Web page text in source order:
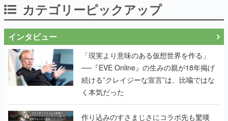
カテゴリーピックアップ
インタビュー
「現実より意味のある仮想世界を作る」
──『EVE Online』の生みの親が18年掲げ
続ける”クレイジーな宣言”は、比喩ではな
く本気だった
作り込みのすさまじさにコラボ先も驚嘆